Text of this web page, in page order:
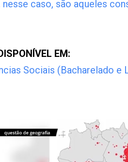
nesse caso, são aqueles
EM:
Sociais (Bacharelado e